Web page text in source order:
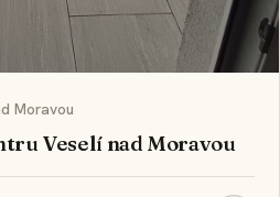
Moravou
Veselí nad Moravou